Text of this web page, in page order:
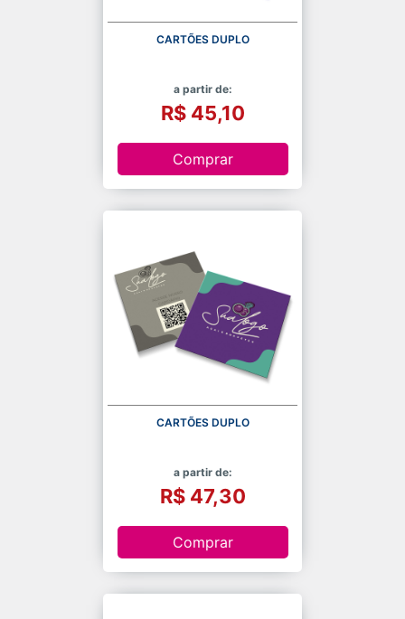
CARTÕES DUPLO
a partir de:
R$ 45,10
Comprar
CARTÕES DUPLO
a partir de:
R$ 47,30
Comprar